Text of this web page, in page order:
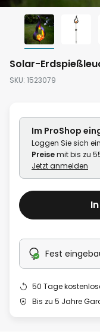
Zum
springen
Solar-
SKU 1523079
Im ProShop
Loggen Sie sich
Preisemit bis zu
Jetzt anmelden
Fest
50 Tage
Bis zu 5 Jahre